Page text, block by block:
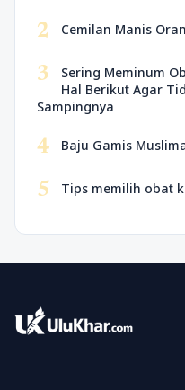
2 Cemilan Manis
3
Sering Meminum
Hal Berikut Agar
Sampingnya
4 Baju Gamis
5 Tips memilih obat